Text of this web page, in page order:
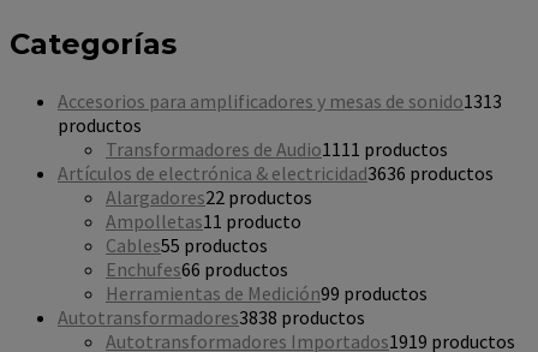
Categorías
Accesorios para amplificadores y mesas de sonido1313
productos
Transformadores de Audio1111 productos
Artículos de electrónica & electricidad3636 productos
Alargadores22 productos
Ampolletas11 producto
Cables55 productos
Enchufes66 productos
Herramientas de Medición99 productos
Autotransformadores3838 productos
Autotransformadores Importados1919 productos